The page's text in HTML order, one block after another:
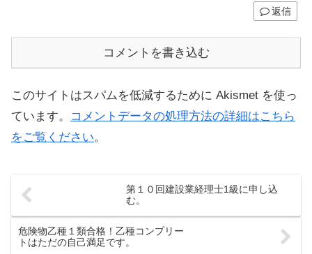
返信
コメントを書き込む
このサイトはスパムを低減するために Akismet を使っ
ています。
コメントデータの処理方法の詳細はこちら
をご覧ください。
第１０回建設業経理士1級に申し込
む。
危険物乙種１類合格！乙種コンプリー
トはただの自己満足です。